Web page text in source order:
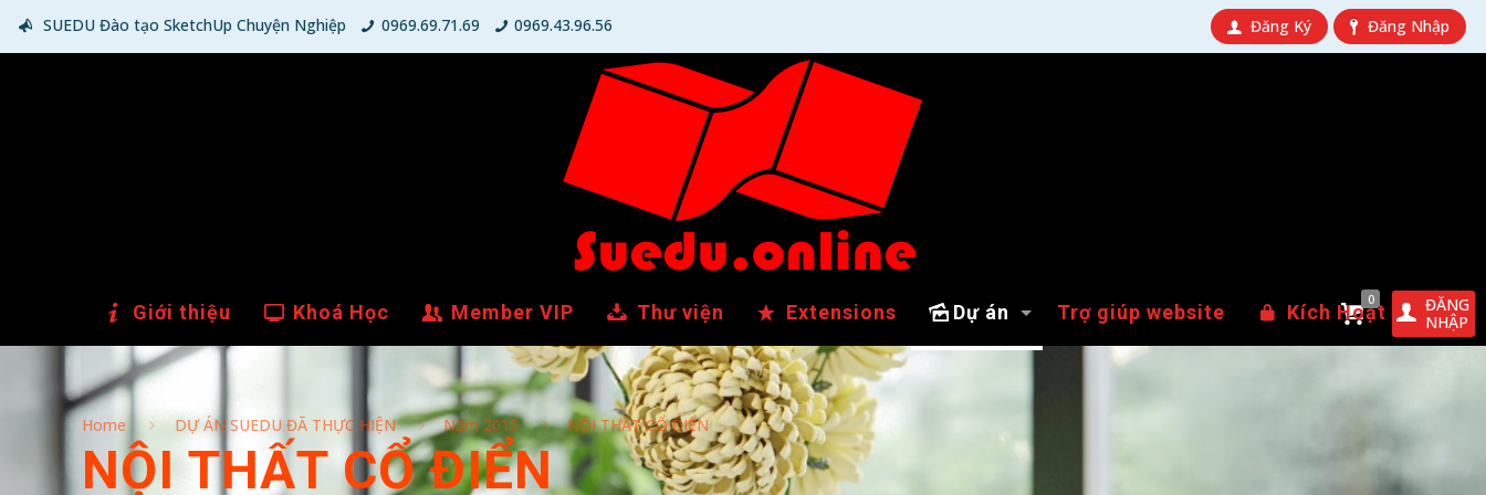
SUEDU Đào tạo SketchUp Chuyện Nghiệp 0969.69.71.69 0969.43.96.56 Đăng Nhập
Đăng Ký
Giới thiệu Khoá Học Member VIP Thư viện Extensions Dự án Trợ giúp website Kích Hoạt
0
ĐĂNG
NHẬP
Home DỰ ÁN SUEDU ĐÃ THỰC HIỆN Năm 2015 NỘI THẤT CỔ ĐIỂN
NỘI THẤT CỔ ĐIỂN